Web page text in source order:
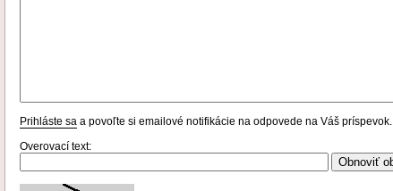
Prihláste sa a povoľte si emailové notifikácie na odpovede na Váš príspevok.
Overovací text: